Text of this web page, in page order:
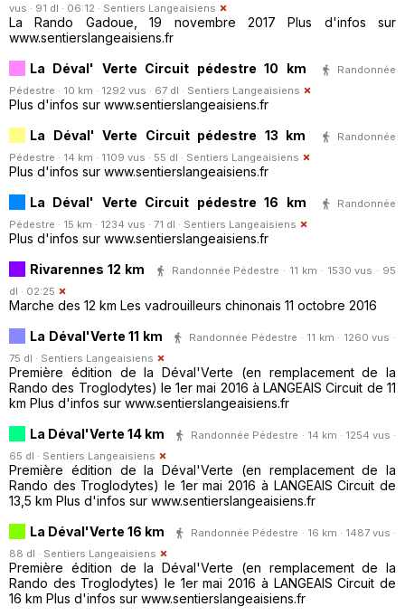
vus · 91 dl · 06:12 · Sentiers Langeaisiens
La Rando Gadoue, 19 novembre 2017 Plus d'infos sur
www.sentierslangeaisiens.fr
La Déval' Verte Circuit pédestre 10 km
Randonnée
Pédestre · 10 km · 1292 vus · 67 dl · Sentiers Langeaisiens
Plus d'infos sur www.sentierslangeaisiens.fr
La Déval' Verte Circuit pédestre 13 km
Randonnée
Pédestre · 14 km · 1109 vus · 55 dl · Sentiers Langeaisiens
Plus d'infos sur www.sentierslangeaisiens.fr
La Déval' Verte Circuit pédestre 16 km
Randonnée
Pédestre · 15 km · 1234 vus · 71 dl · Sentiers Langeaisiens
Plus d'infos sur www.sentierslangeaisiens.fr
Rivarennes 12 km
Randonnée Pédestre · 11 km · 1530 vus · 95
dl · 02:25
Marche des 12 km Les vadrouilleurs chinonais 11 octobre 2016
La Déval'Verte 11 km
Randonnée Pédestre · 11 km · 1260 vus ·
75 dl · Sentiers Langeaisiens
Première édition de la Déval'Verte (en remplacement de la
Rando des Troglodytes) le 1er mai 2016 à LANGEAIS Circuit de 11
km Plus d'infos sur www.sentierslangeaisiens.fr
La Déval'Verte 14 km
Randonnée Pédestre · 14 km · 1254 vus ·
65 dl · Sentiers Langeaisiens
Première édition de la Déval'Verte (en remplacement de la
Rando des Troglodytes) le 1er mai 2016 à LANGEAIS Circuit de
13,5 km Plus d'infos sur www.sentierslangeaisiens.fr
La Déval'Verte 16 km
Randonnée Pédestre · 16 km · 1487 vus ·
88 dl · Sentiers Langeaisiens
Première édition de la Déval'Verte (en remplacement de la
Rando des Troglodytes) le 1er mai 2016 à LANGEAIS Circuit de
16 km Plus d'infos sur www.sentierslangeaisiens.fr